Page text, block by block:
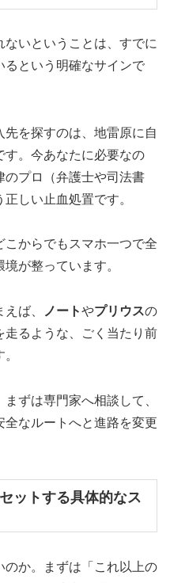
いということは、すでに
るという明確なサインで
を探すのは、地雷原に自
す。今あなたに必要なの
のプロ（弁護士や司法書
しい止血処置です。
からでもスマホ一つで全
が整っています。
ば、 ノートやプリウスの
走るような、ごく当たり前
ずは専門家へ相談して、
なルートへと進路を変更
ットする具体的なス
のか。まずは「これ以上の